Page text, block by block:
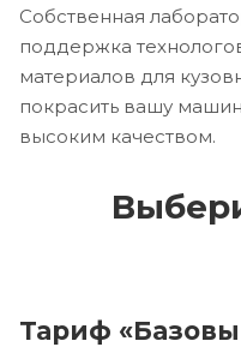
Собственная
поддержка
материалов для
покрасить вашу
высоким качеством.
Тариф